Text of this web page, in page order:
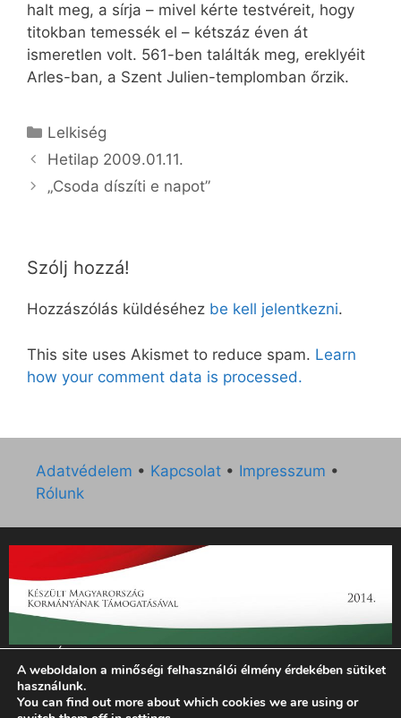
halt meg, a sírja – mivel kérte testvéreit, hogy
titokban temessék el – kétszáz éven át
ismeretlen volt. 561-ben találták meg, ereklyéit
Arles-ban, a Szent Julien-templomban őrzik.
Kategória
Lelkiség
Hetilap 2009.01.11.
„Csoda díszíti e napot”
Szólj hozzá!
Hozzászólás küldéséhez be kell jelentkezni.
This site uses Akismet to reduce spam. Learn
how your comment data is processed.
Adatvédelem • Kapcsolat • Impresszum •
Rólunk
„Az Új Ember katolikus hetilap 2014. évi működésének
támogatását az EGYH-KCP-14-P-0121 sz. támogatási
szerződés keretében 3 000 000 Ft összegben támogatta az
Emberi Erőforrások Minisztériuma.”
A weboldalon a minőségi felhasználói élmény érdekében sütiket
használunk.
You can find out more about which cookies we are using or